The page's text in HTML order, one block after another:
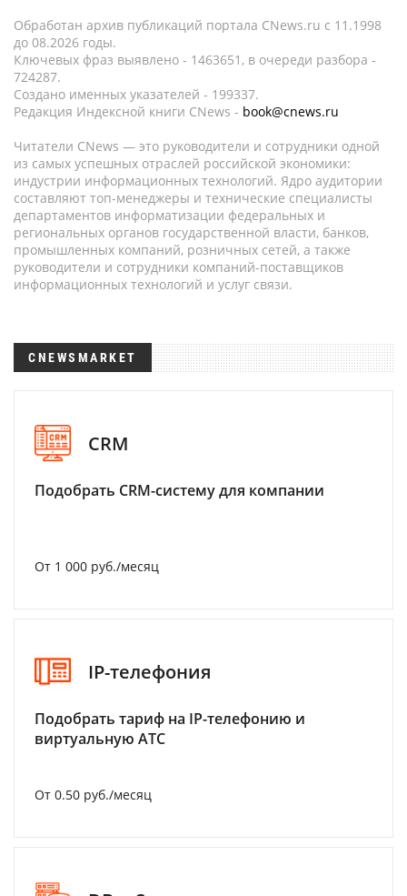
Обработан архив публикаций портала CNews.ru c 11.1998
до 08.2026 годы.
Ключевых фраз выявлено - 1463651, в очереди разбора -
724287.
Создано именных указателей - 199337.
Редакция Индексной книги CNews - book@cnews.ru
Читатели CNews — это руководители и сотрудники одной
из самых успешных отраслей российской экономики:
индустрии информационных технологий. Ядро аудитории
составляют топ-менеджеры и технические специалисты
департаментов информатизации федеральных и
региональных органов государственной власти, банков,
промышленных компаний, розничных сетей, а также
руководители и сотрудники компаний-поставщиков
информационных технологий и услуг связи.
CNEWSMARKET
CRM
Подобрать CRM-систему для компании
От 1 000 руб./месяц
IP-телефония
Подобрать тариф на IP-телефонию и
виртуальную АТС
От 0.50 руб./месяц